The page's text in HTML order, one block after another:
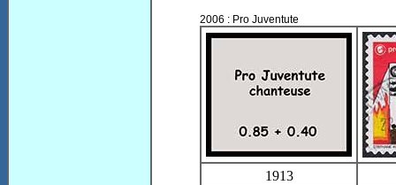
2006 : Pro Juventute
1913